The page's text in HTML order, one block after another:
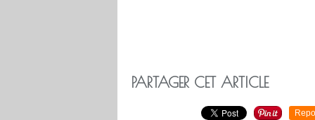
PARTAGER CET ARTICLE